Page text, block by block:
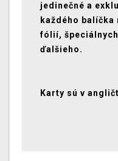
jedinečné a
každého balíčka
fólií,
ďalšieho.
Karty sú v